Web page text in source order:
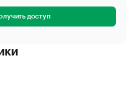
доступ